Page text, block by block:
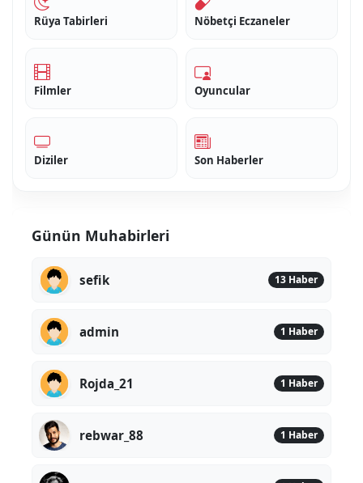
Rüya Tabirleri Nöbetçi Eczaneler
Filmler Oyuncular
Diziler Son Haberler
Günün Muhabirleri
sefik 13 Haber
admin 1 Haber
Rojda_21 1 Haber
rebwar_88 1 Haber